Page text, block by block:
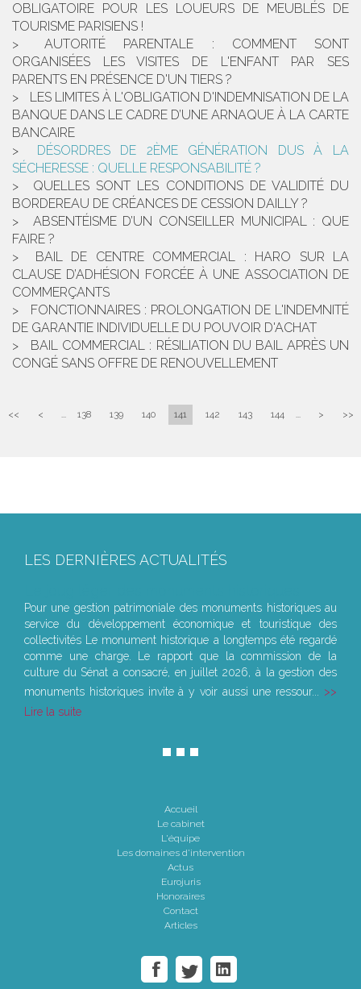
OBLIGATOIRE POUR LES LOUEURS DE MEUBLÉS DE
TOURISME PARISIENS !
AUTORITÉ PARENTALE : COMMENT SONT
ORGANISÉES LES VISITES DE L'ENFANT PAR SES
PARENTS EN PRÉSENCE D'UN TIERS ?
LES LIMITES À L'OBLIGATION D'INDEMNISATION DE LA
BANQUE DANS LE CADRE D’UNE ARNAQUE À LA CARTE
BANCAIRE
DÉSORDRES DE 2ÈME GÉNÉRATION DUS À LA
SÉCHERESSE : QUELLE RESPONSABILITÉ ?
QUELLES SONT LES CONDITIONS DE VALIDITÉ DU
BORDEREAU DE CRÉANCES DE CESSION DAILLY ?
ABSENTÉISME D’UN CONSEILLER MUNICIPAL : QUE
FAIRE ?
BAIL DE CENTRE COMMERCIAL : HARO SUR LA
CLAUSE D’ADHÉSION FORCÉE À UNE ASSOCIATION DE
COMMERÇANTS
FONCTIONNAIRES : PROLONGATION DE L'INDEMNITÉ
DE GARANTIE INDIVIDUELLE DU POUVOIR D'ACHAT
BAIL COMMERCIAL : RÉSILIATION DU BAIL APRÈS UN
CONGÉ SANS OFFRE DE RENOUVELLEMENT
<< < ... 138 139 140 141 142 143 144 ... > >>
LES DERNIÈRES ACTUALITÉS
Pour une gestion patrimoniale des monuments historiques au
service du développement économique et touristique des
collectivités Le monument historique a longtemps été regardé
comme une charge. Le rapport que la commission de la
culture du Sénat a consacré, en juillet 2026, à la gestion des
monuments historiques invite à y voir aussi une ressour...
Lire la suite
Accueil
Le cabinet
L'équipe
Les domaines d'intervention
Actus
Eurojuris
Honoraires
Contact
Articles